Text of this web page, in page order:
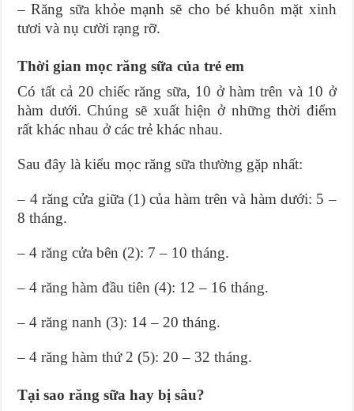
– Răng sữa khỏe mạnh sẽ cho bé khuôn mặt xinh
tươi và nụ cười rạng rỡ.
Thời gian mọc răng sữa của trẻ em
Có tất cả 20 chiếc răng sữa, 10 ở hàm trên và 10 ở
hàm dưới. Chúng sẽ xuất hiện ở những thời điểm
rất khác nhau ở các trẻ khác nhau.
Sau đây là kiểu mọc răng sữa thường gặp nhất:
– 4 răng cửa giữa (1) của hàm trên và hàm dưới: 5 –
8 tháng.
– 4 răng cửa bên (2): 7 – 10 tháng.
– 4 răng hàm đầu tiên (4): 12 – 16 tháng.
– 4 răng nanh (3): 14 – 20 tháng.
– 4 răng hàm thứ 2 (5): 20 – 32 tháng.
Tại sao răng sữa hay bị sâu?